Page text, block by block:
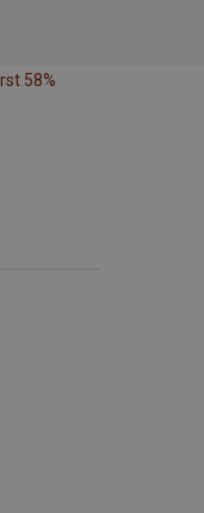
58%